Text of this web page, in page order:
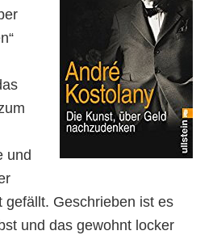
und
gefällt. Geschrieben ist es
und das gewohnt locker